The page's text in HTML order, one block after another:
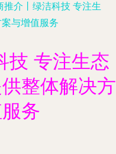
推介丨绿洁科技 专注生
与增值服务
技 专注生态
整体解决方
务